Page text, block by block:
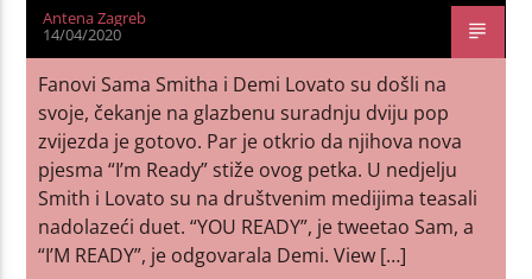
Antena Zagreb
14/04/2020
Fanovi Sama Smitha i Demi Lovato su došli na
svoje, čekanje na glazbenu suradnju dviju pop
zvijezda je gotovo. Par je otkrio da njihova nova
pjesma “I’m Ready” stiže ovog petka. U nedjelju
Smith i Lovato su na društvenim medijima teasali
nadolazeći duet. “YOU READY”, je tweetao Sam, a
“I’M READY”, je odgovarala Demi. View […]